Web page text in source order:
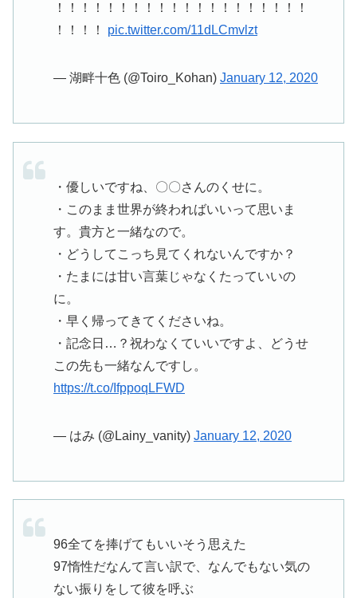
！！！！！！！！！！！！！！！！！！！！
！！！！ pic.twitter.com/11dLCmvlzt
— 湖畔十色 (@Toiro_Kohan) January 12, 2020
・優しいですね、〇〇さんのくせに。
・このまま世界が終わればいいって思いま
す。貴方と一緒なので。
・どうしてこっち見てくれないんですか？
・たまには甘い言葉じゃなくたっていいの
に。
・早く帰ってきてくださいね。
・記念日…？祝わなくていいですよ、どうせ
この先も一緒なんですし。
https://t.co/IfppoqLFWD
— はみ (@Lainy_vanity) January 12, 2020
96全てを捧げてもいいそう思えた
97惰性だなんて言い訳で、なんでもない気の
ない振りをして彼を呼ぶ